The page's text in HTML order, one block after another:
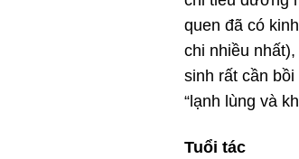
quen đã có
chi nhiều
sinh rất cần
“lạnh lùng và
Tuổi tác